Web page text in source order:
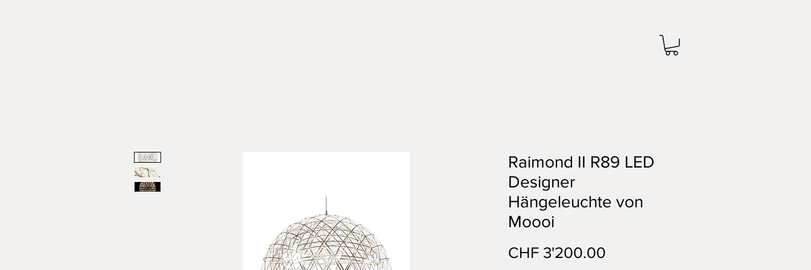
Raimond II R89 LED
Designer
Hängeleuchte von
Moooi
CHF 3'200.00